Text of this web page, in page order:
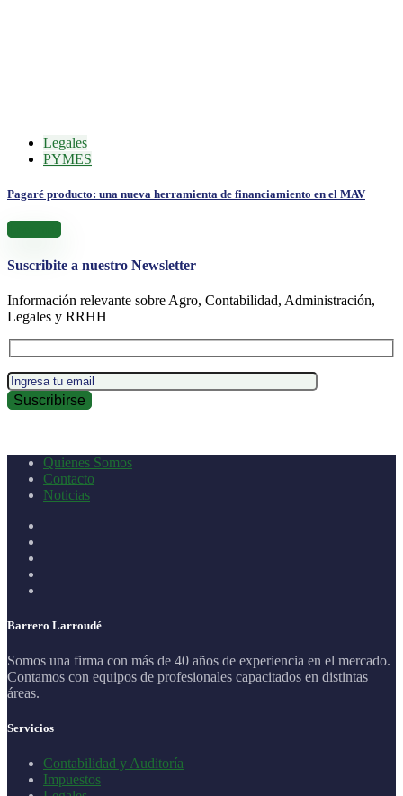
Legales
PYMES
Pagaré producto: una nueva herramienta de financiamiento en el MAV
Suscribite a nuestro Newsletter
Información relevante sobre Agro, Contabilidad, Administración,
Legales y RRHH
Quienes Somos
Contacto
Noticias
Barrero Larroudé
Somos una firma con más de 40 años de experiencia en el mercado.
Contamos con equipos de profesionales capacitados en distintas
áreas.
Servicios
Contabilidad y Auditoría
Impuestos